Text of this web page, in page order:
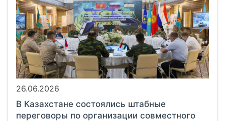
26.06.2026
В Казахстане состоялись штабные
переговоры по организации совместного